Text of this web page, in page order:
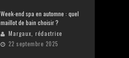
Week-end spa en automne : quel
maillot de bain choisir ?
Margaux, rédactrice
22 septembre 2025